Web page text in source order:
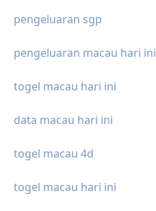
pengeluaran sgp
pengeluaran macau hari ini
togel macau hari ini
data macau hari ini
togel macau 4d
togel macau hari ini